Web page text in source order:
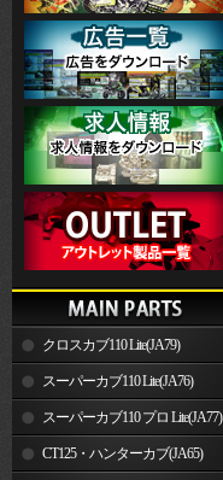
クロスカブ110 Lite(JA79)
スーパーカブ110 Lite(JA76)
スーパーカブ110 プロ Lite(JA77)
CT125・ハンターカブ(JA65)